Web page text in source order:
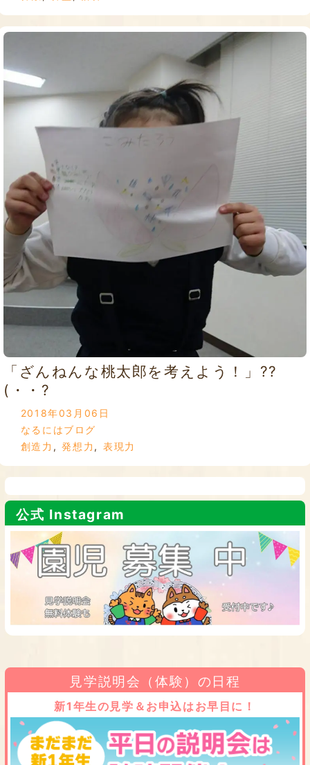
「ざんねんな桃太郎を考えよう！」??
(・・?
2018年03月06日
なるにはブログ
創造力 ,発想力 , 表現力
公式 Instagram
見学説明会（体験）の日程
新1年生の見学＆お申込はお早目に！